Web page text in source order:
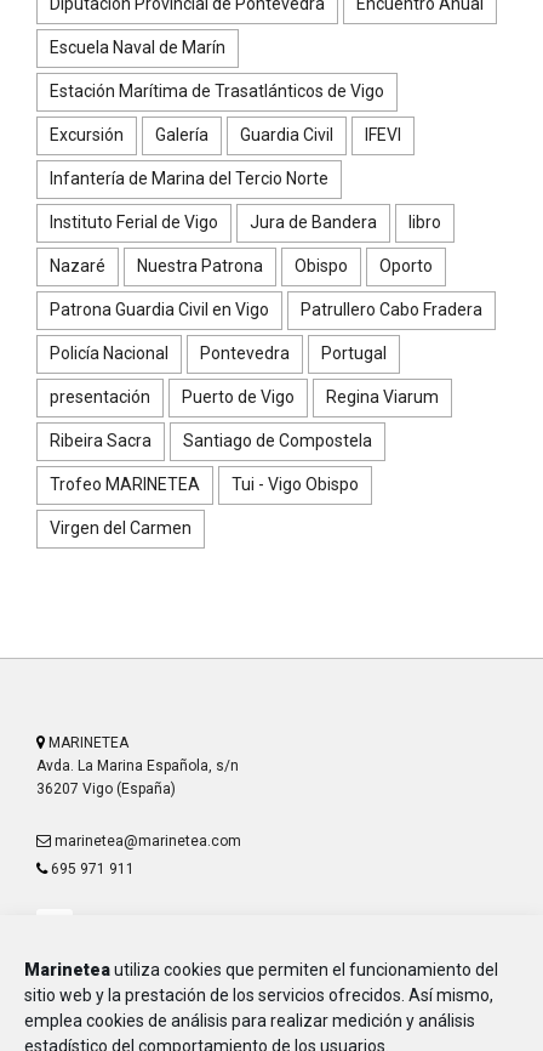
Marineteautiliza cookies que permiten el funcionamiento del
sitio web y la prestación de los servicios ofrecidos. Así mismo,
emplea cookies de análisis para realizar medición y análisis
estadístico del comportamiento de los usuarios.
Escuela Naval de Marín
Estación Marítima de Trasatlánticos de Vigo
Excursión Galería Guardia Civil IFEVI
Infantería de Marina del Tercio Norte
Instituto Ferial de Vigo Jura de Bandera libro
Nazaré Nuestra Patrona Obispo Oporto
Patrona Guardia Civil en Vigo Patrullero Cabo Fradera
Policía Nacional Pontevedra Portugal
presentación Puerto de Vigo Regina Viarum
Ribeira Sacra Santiago de Compostela
Trofeo MARINETEA Tui - Vigo Obispo
Virgen del Carmen
MARINETEA
Avda. La Marina Española, s/n
36207 Vigo (España)
marinetea@marinetea.com
695 971 911
Aviso Legal